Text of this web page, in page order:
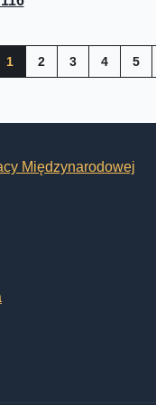
1 2 3 4 5
Międzynarodowej